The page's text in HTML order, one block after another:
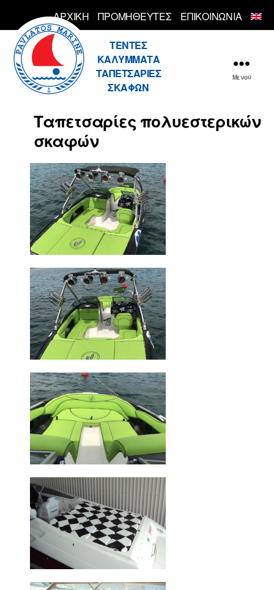
ΑΡΧΙΚΗ ΠΡΟΜΗΘΕΥΤΕΣ ΕΠΙΚΟΙΝΩΝΙΑ
Pavlatos
ΤΕΝΤΕΣ
ΚΑΛΥΜΜΑΤΑ
ΤΑΠΕΤΣΑΡΙΕΣ
ΣΚΑΦΩΝ
Μενού
Ταπετσαρίες πολυεστερικών
σκαφών